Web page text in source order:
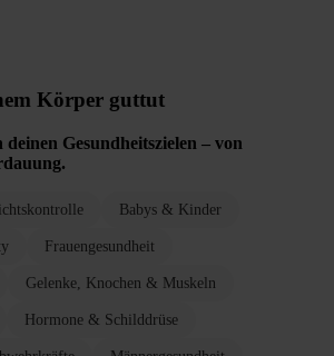
Körper guttut
Gesundheitszielen – von
Babys & Kinder
Frauengesundheit
Gelenke, Knochen & Muskeln
Hormone & Schilddrüse